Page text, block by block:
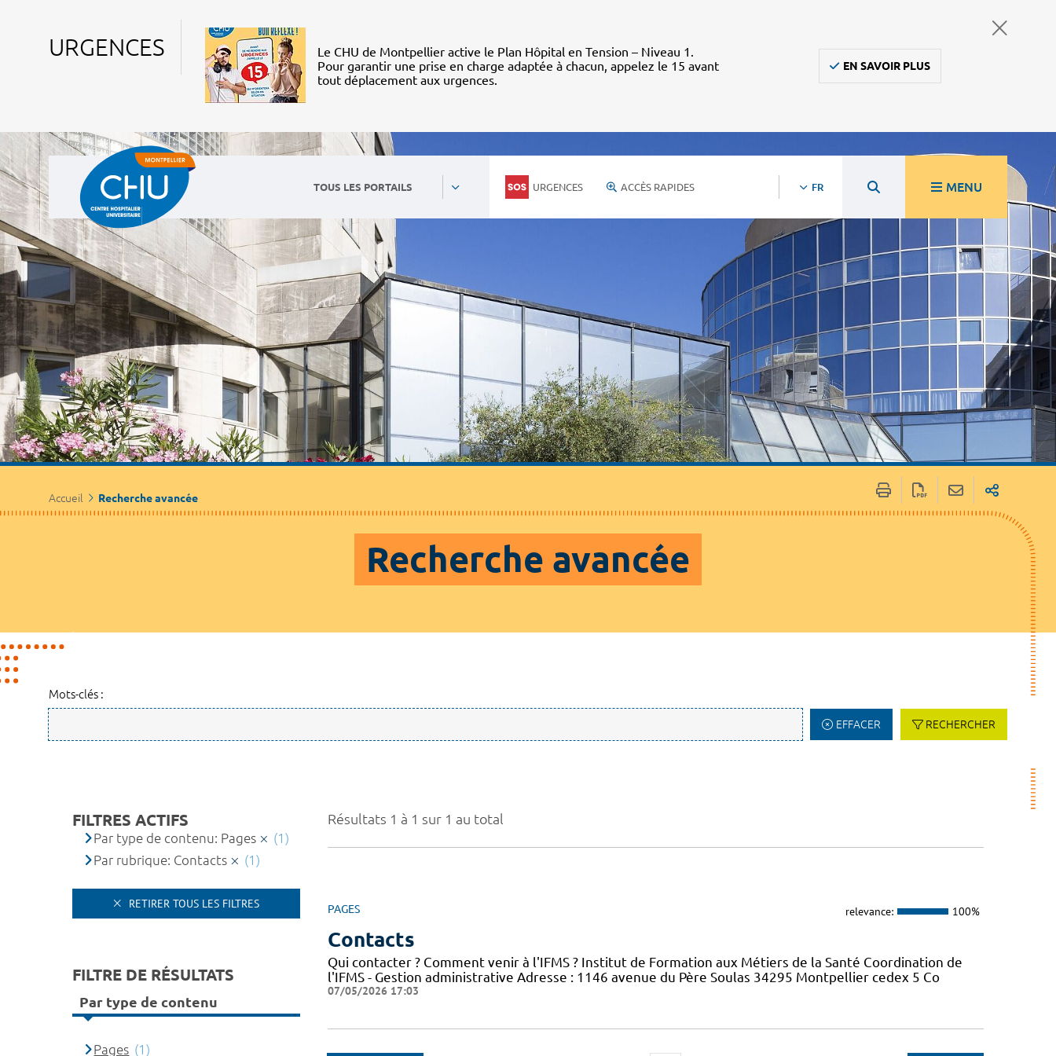
URGENCES
Le CHU de Montpellier active le Plan Hôpital en Tension – Niveau 1.
Pour garantir une prise en charge adaptée à chacun, appelez le 15 avant
tout déplacement aux urgences.
EN SAVOIR PLUS
TOUS LES PORTAILS URGENCES ACCÈS RAPIDES FR MENU
Accueil Recherche avancée
Recherche avancée
Mots-clés :
EFFACER RECHERCHER
Résultats 1 à 1 sur 1 au total
PAGES relevance: 100%
Contacts
Qui contacter ? Comment venir à l'IFMS ? Institut de Formation aux Métiers de la Santé Coordination de
l'IFMS - Gestion administrative Adresse : 1146 avenue du Père Soulas 34295 Montpellier cedex 5 Co
07/05/2026 17:03
FILTRES ACTIFS
Par type de contenu: Pages
(1)
Par rubrique: Contacts
(1)
RETIRER TOUS LES FILTRES
FILTRE DE RÉSULTATS
Par type de contenu
Pages (1)